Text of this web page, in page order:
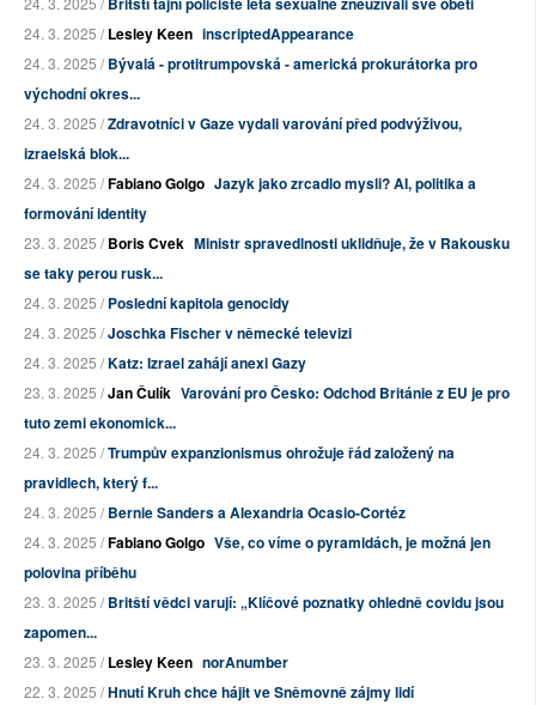
24. 3. 2025 /Lesley Keen inscriptedAppearance
24. 3. 2025 /Bývalá - protitrumpovská - americká prokurátorka pro
východní okres...
24. 3. 2025 /Zdravotníci v Gaze vydali varování před podvýživou,
izraelská blok...
24. 3. 2025 /Fabiano Golgo Jazyk jako zrcadlo mysli? AI, politika a
formování identity
23. 3. 2025 /Boris Cvek Ministr spravedlnosti uklidňuje, že v Rakousku
se taky perou rusk...
24. 3. 2025 /Poslední kapitola genocidy
24. 3. 2025 /Joschka Fischer v německé televizi
24. 3. 2025 /Katz: Izrael zahájí anexi Gazy
23. 3. 2025 /Jan Čulík Varování pro Česko: Odchod Británie z EU je pro
tuto zemi ekonomick...
24. 3. 2025 /Trumpův expanzionismus ohrožuje řád založený na
pravidlech, který f...
24. 3. 2025 /Bernie Sanders a Alexandria Ocasio-Cortéz
24. 3. 2025 /Fabiano Golgo Vše, co víme o pyramidách, je možná jen
polovina příběhu
23. 3. 2025 /Britští vědci varují: „Klíčové poznatky ohledně covidu jsou
zapomen...
23. 3. 2025 /Lesley Keen norAnumber
22. 3. 2025 /Hnutí Kruh chce hájit ve Sněmovně zájmy lidí